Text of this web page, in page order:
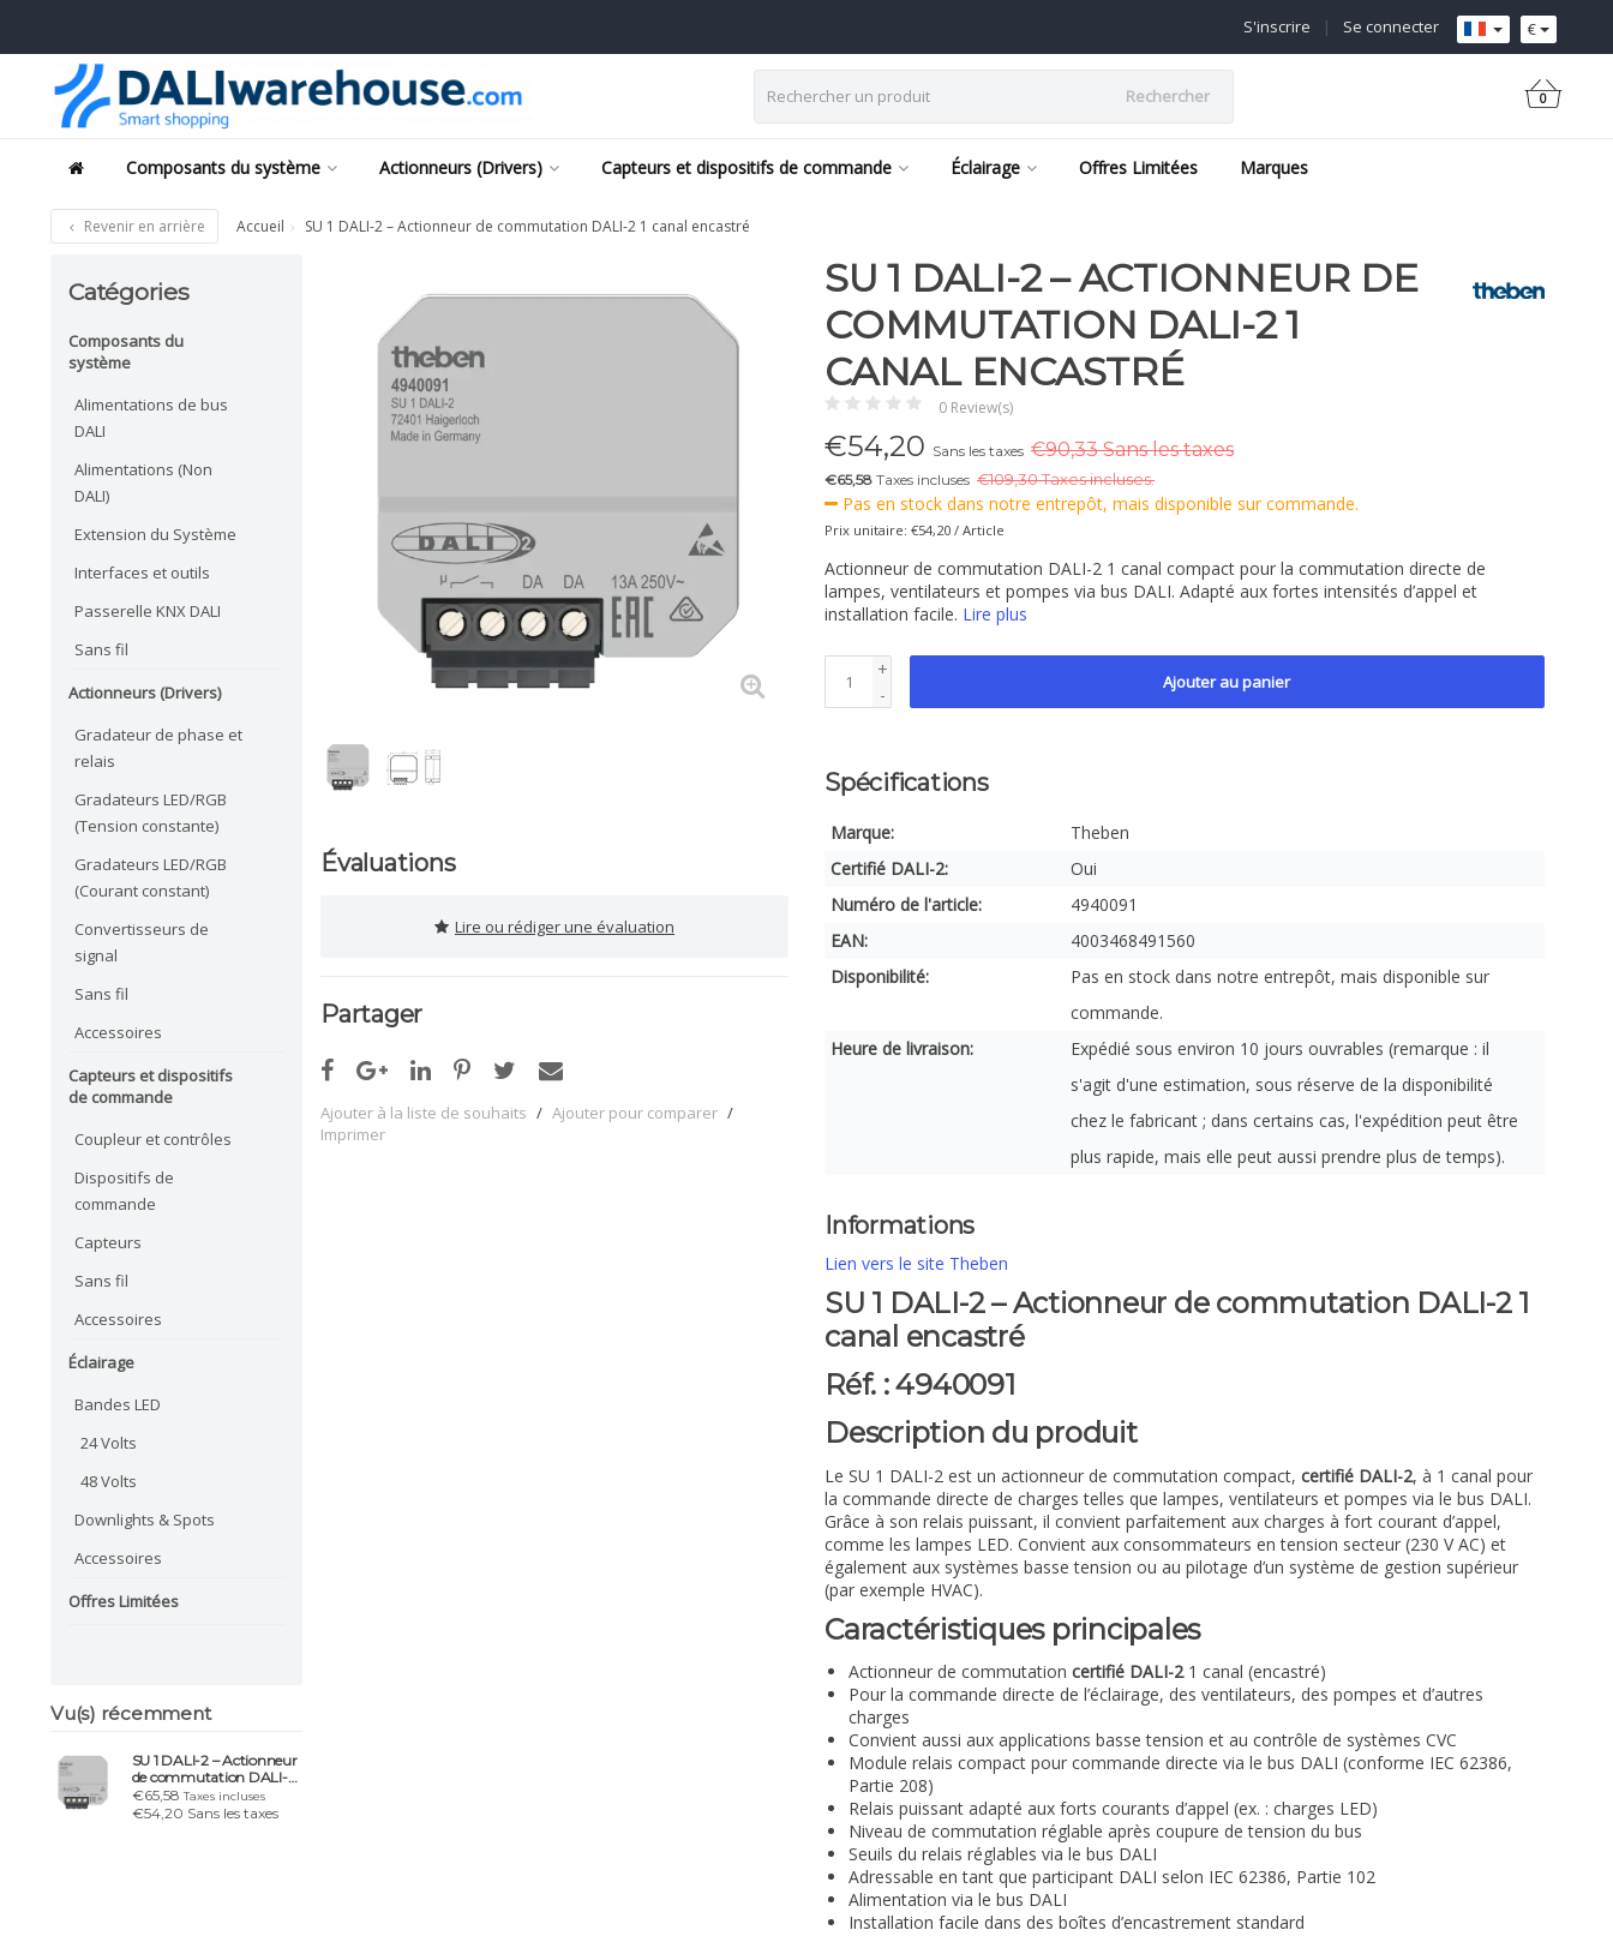
€
Se connecter
|
S'inscrire
Rechercher 0
Composants du système Actionneurs (Drivers) Capteurs et dispositifs de commande Éclairage Offres Limitées Marques
Revenir en arrière Accueil SU 1 DALI-2 – Actionneur de commutation DALI-2 1 canal encastré
Catégories
Composants du
système
Alimentations de bus
DALI
Alimentations (Non
DALI)
Extension du Système
Interfaces et outils
Passerelle KNX DALI
Sans fil
Actionneurs (Drivers)
Gradateur de phase et
relais
Gradateurs LED/RGB
(Tension constante)
Gradateurs LED/RGB
(Courant constant)
Convertisseurs de
signal
Sans fil
Accessoires
Capteurs et dispositifs
de commande
Coupleur et contrôles
Dispositifs de
commande
Capteurs
Sans fil
Accessoires
Éclairage
Bandes LED
24 Volts
48 Volts
Downlights & Spots
Accessoires
Offres Limitées
Vu(s) récemment
SU 1 DALI-2 – Actionneur
de commutation DALI-2
1 canal encastré
€65,58Taxes incluses
€54,20 Sans les taxes
Évaluations
Lire ou rédiger une évaluation
Partager
Ajouter à la liste de souhaits / Ajouter pour comparer /
Imprimer
SU 1 DALI-2 – ACTIONNEUR DE
COMMUTATION DALI-2 1
CANAL ENCASTRÉ
0 Review(s)
€54,20 Sans les taxes €90,33 Sans les taxes
€65,58 Taxes incluses €109,30 Taxes incluses.
Pas en stock dans notre entrepôt, mais disponible sur commande.
Prix unitaire: €54,20 / Article
Actionneur de commutation DALI-2 1 canal compact pour la commutation directe de
lampes, ventilateurs et pompes via bus DALI. Adapté aux fortes intensités d’appel et
installation facile. Lire plus
+
-
Ajouter au panier
Spécifications
Marque:
Theben
Certifié DALI-2:
Oui
Numéro de l'article:
4940091
EAN:
4003468491560
Disponibilité:
Pas en stock dans notre entrepôt, mais disponible sur
commande.
Heure de livraison:
Expédié sous environ 10 jours ouvrables (remarque : il
s'agit d'une estimation, sous réserve de la disponibilité
chez le fabricant ; dans certains cas, l'expédition peut être
plus rapide, mais elle peut aussi prendre plus de temps).
Informations
Lien vers le site Theben
SU 1 DALI-2 – Actionneur de commutation DALI-2 1
canal encastré
Réf. : 4940091
Description du produit
Le SU 1 DALI-2 est un actionneur de commutation compact, certifié DALI-2, à 1 canal pour
la commande directe de charges telles que lampes, ventilateurs et pompes via le bus DALI.
Grâce à son relais puissant, il convient parfaitement aux charges à fort courant d’appel,
comme les lampes LED. Convient aux consommateurs en tension secteur (230 V AC) et
également aux systèmes basse tension ou au pilotage d’un système de gestion supérieur
(par exemple HVAC).
Caractéristiques principales
Actionneur de commutation certifié DALI-21 canal (encastré)
Pour la commande directe de l’éclairage, des ventilateurs, des pompes et d’autres
charges
Convient aussi aux applications basse tension et au contrôle de systèmes CVC
Module relais compact pour commande directe via le bus DALI (conforme IEC 62386,
Partie 208)
Relais puissant adapté aux forts courants d’appel (ex. : charges LED)
Niveau de commutation réglable après coupure de tension du bus
Seuils du relais réglables via le bus DALI
Adressable en tant que participant DALI selon IEC 62386, Partie 102
Alimentation via le bus DALI
Installation facile dans des boîtes d’encastrement standard